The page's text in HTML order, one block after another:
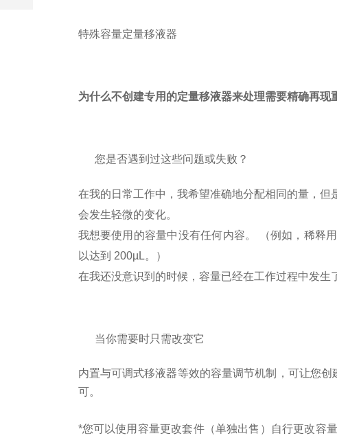
特殊容量定量移液器
为什么不创建专用的定量移液器来处理需要精确再
您是否遇到过这些问题或失败？
在我的日常工作中，我希望准确地分配相同的量，
会发生轻微的变化。
我想要使用的容量中没有任何内容。 （例如，稀释
以达到 200µL。）
在我还没意识到的时候，容量已经在工作过程中发生
当你需要时只需改变它
内置与可调式移液器等效的容量调节机制，可让您
可。
*您可以使用容量更改套件（单独出售）自行更改容